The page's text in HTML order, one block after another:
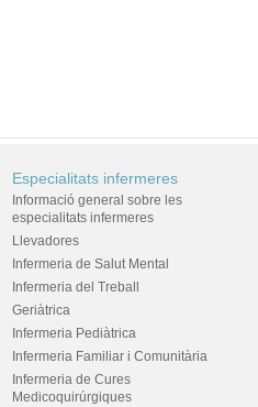
Especialitats infermeres
Informació general sobre les
especialitats infermeres
Llevadores
Infermeria de Salut Mental
Infermeria del Treball
Geriàtrica
Infermeria Pediàtrica
Infermeria Familiar i Comunitària
Infermeria de Cures
Medicoquirúrgiques